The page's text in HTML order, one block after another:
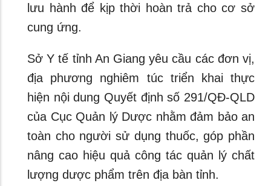
lưu hành để kịp thời hoàn trả cho cơ sở
cung ứng.
Sở Y tế tỉnh An Giang yêu cầu các đơn vị,
địa phương nghiêm túc triển khai thực
hiện nội dung Quyết định số 291/QĐ-QLD
của Cục Quản lý Dược nhằm đảm bảo an
toàn cho người sử dụng thuốc, góp phần
nâng cao hiệu quả công tác quản lý chất
lượng dược phẩm trên địa bàn tỉnh.